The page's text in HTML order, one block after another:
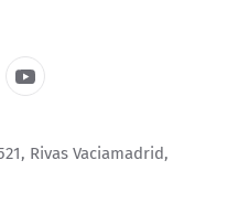
Rivas Vaciamadrid,